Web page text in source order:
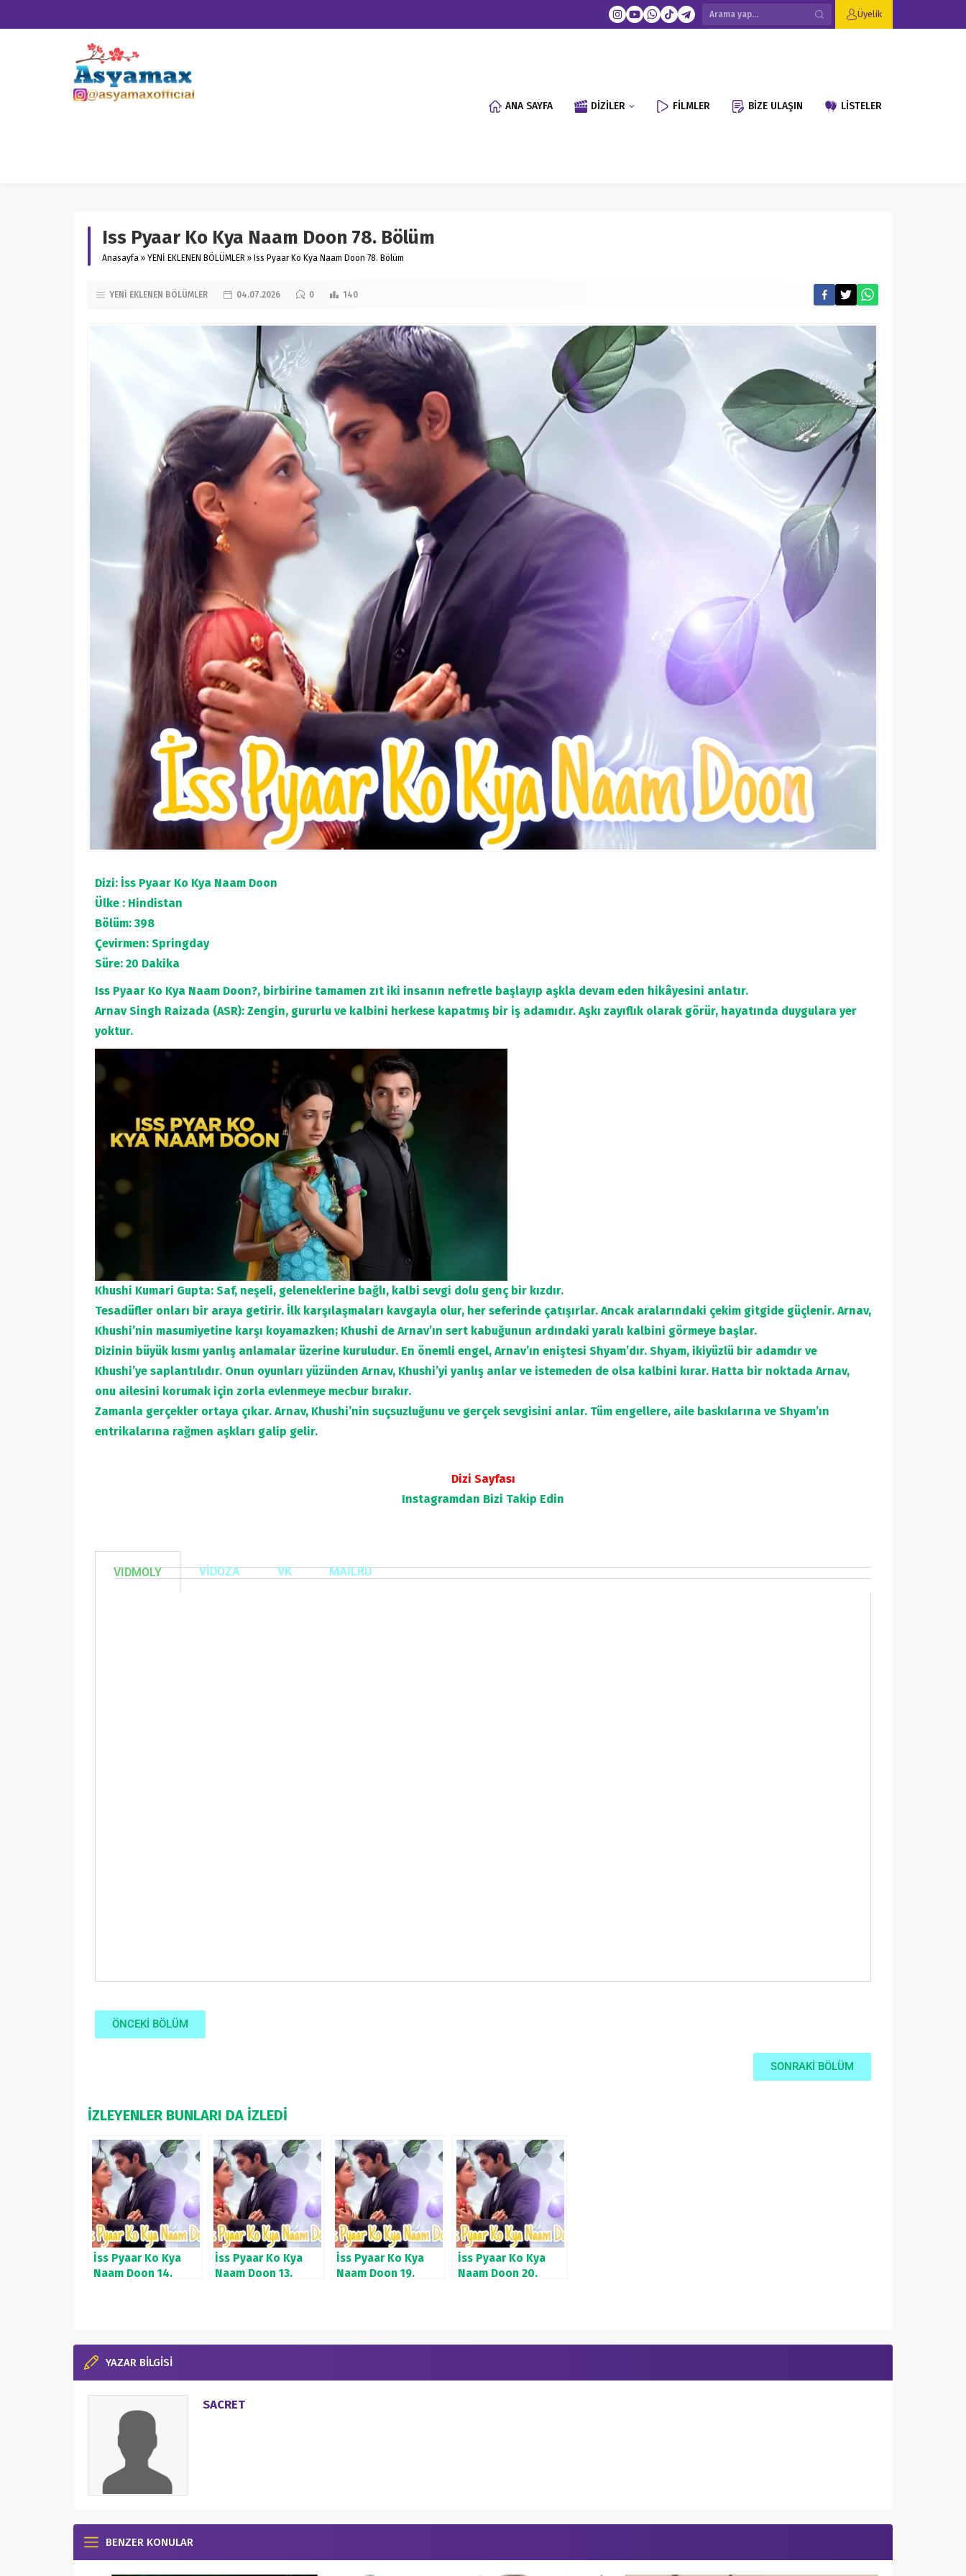
Üyelik
ANA SAYFA DİZİLER FİLMLER BİZE ULAŞIN LİSTELER
Iss Pyaar Ko Kya Naam Doon 78. Bölüm
Anasayfa » YENİ EKLENEN BÖLÜMLER » Iss Pyaar Ko Kya Naam Doon 78. Bölüm
YENİ EKLENEN BÖLÜMLER 04.07.2026 0 140
Dizi: İss Pyaar Ko Kya Naam Doon
Ülke : Hindistan
Bölüm: 398
Çevirmen: Springday
Süre: 20 Dakika
Iss Pyaar Ko Kya Naam Doon?, birbirine tamamen zıt iki insanın nefretle başlayıp aşkla devam eden hikâyesini anlatır.
Arnav Singh Raizada (ASR): Zengin, gururlu ve kalbini herkese kapatmış bir iş adamıdır. Aşkı zayıflık olarak görür, hayatında duygulara yer
yoktur.
Khushi Kumari Gupta: Saf, neşeli, geleneklerine bağlı, kalbi sevgi dolu genç bir kızdır.
Tesadüfler onları bir araya getirir. İlk karşılaşmaları kavgayla olur, her seferinde çatışırlar. Ancak aralarındaki çekim gitgide güçlenir. Arnav,
Khushi’nin masumiyetine karşı koyamazken; Khushi de Arnav’ın sert kabuğunun ardındaki yaralı kalbini görmeye başlar.
Dizinin büyük kısmı yanlış anlamalar üzerine kuruludur. En önemli engel, Arnav’ın eniştesi Shyam’dır. Shyam, ikiyüzlü bir adamdır ve
Khushi’ye saplantılıdır. Onun oyunları yüzünden Arnav, Khushi’yi yanlış anlar ve istemeden de olsa kalbini kırar. Hatta bir noktada Arnav,
onu ailesini korumak için zorla evlenmeye mecbur bırakır.
Zamanla gerçekler ortaya çıkar. Arnav, Khushi’nin suçsuzluğunu ve gerçek sevgisini anlar. Tüm engellere, aile baskılarına ve Shyam’ın
entrikalarına rağmen aşkları galip gelir.
Dizi Sayfası
Instagramdan Bizi Takip Edin
VIDMOLY VİDOZA VK MAILRU
ÖNCEKİ BÖLÜM
SONRAKİ BÖLÜM
İZLEYENLER BUNLARI DA İZLEDİ
İss Pyaar Ko Kya
Naam Doon 14.
İss Pyaar Ko Kya
Naam Doon 13.
İss Pyaar Ko Kya
Naam Doon 19.
İss Pyaar Ko Kya
Naam Doon 20.
YAZAR BİLGİSİ
SACRET
BENZER KONULAR